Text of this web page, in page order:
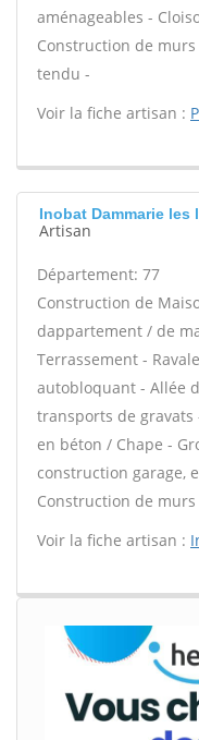
aménageables -
Construction de
tendu -
Voir la fiche artisan :
Inobat Dammarie les
Artisan
Département: 77
Construction de
dappartement / de
Terrassement -
autobloquant - Allée
transports de gravats
en béton / Chape -
construction garage,
Construction de murs
Voir la fiche artisan :